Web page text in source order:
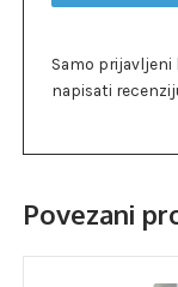
Samo
napisati
Povezani